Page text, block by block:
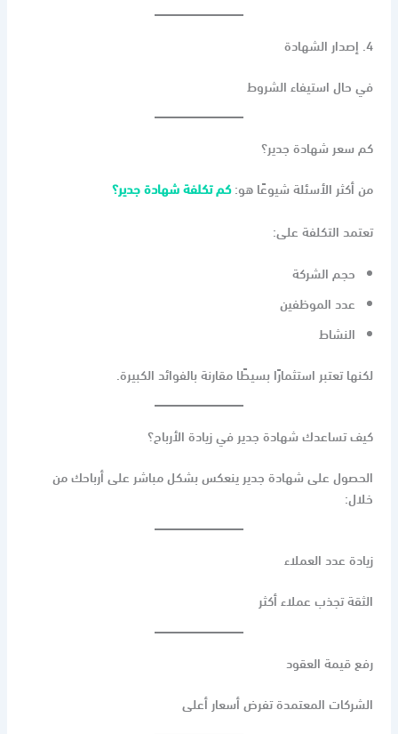
4. إصدار الشهادة
في حال استيفاء الشروط
كم سعر شهادة جدير؟
من أكثر الأسئلة شيوعًا هو:كم تكلفة شهادة جدير؟
تعتمد التكلفة على:
حجم الشركة
عدد الموظفين
النشاط
لكنها تعتبر استثمارًا بسيطًا مقارنة بالفوائد الكبيرة.
كيف تساعدك شهادة جدير في زيادة الأرباح؟
الحصول على شهادة جدير ينعكس بشكل مباشر على أرباحك من
خلال:
زيادة عدد العملاء
الثقة تجذب عملاء أكثر
رفع قيمة العقود
الشركات المعتمدة تفرض أسعار أعلى